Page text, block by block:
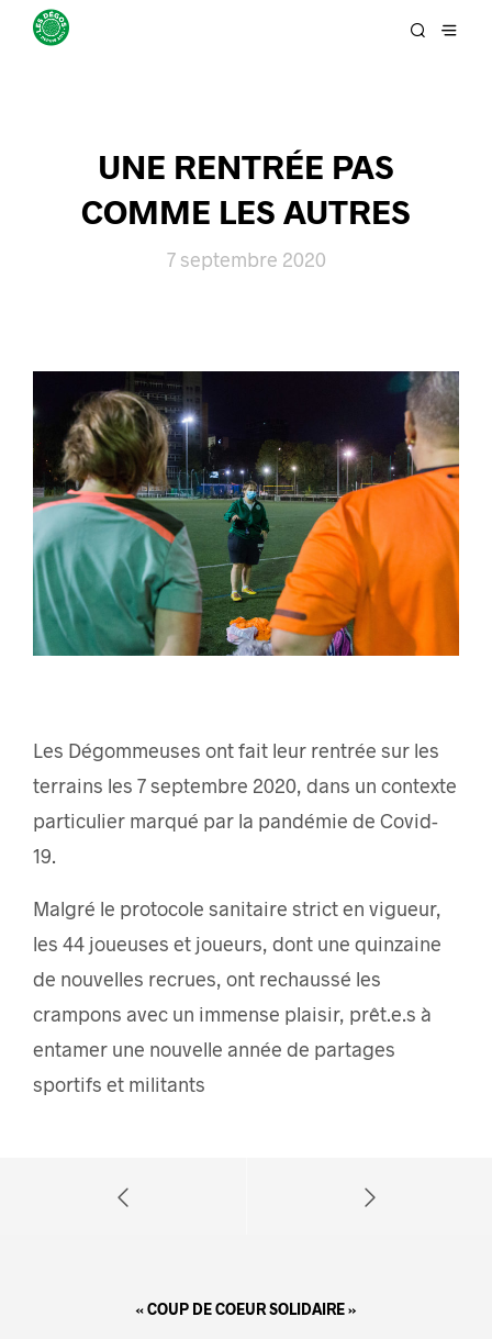
UNE RENTRÉE PAS
COMME LES AUTRES
7 septembre 2020
Les Dégommeuses ont fait leur rentrée sur les
terrains les 7 septembre 2020, dans un contexte
particulier marqué par la pandémie de Covid-
19.
Malgré le protocole sanitaire strict en vigueur,
les 44 joueuses et joueurs, dont une quinzaine
de nouvelles recrues, ont rechaussé les
crampons avec un immense plaisir, prêt.e.s à
entamer une nouvelle année de partages
sportifs et militants
« COUP DE COEUR SOLIDAIRE »